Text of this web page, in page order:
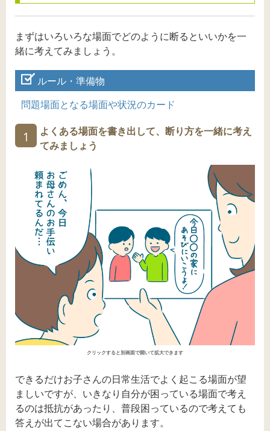
まずはいろいろな場面でどのように断るといいかを一
緒に考えてみましょう。
ルール・準備物
問題場面となる場面や状況のカード
1
よくある場面を書き出して、断り方を一緒に考え
てみましょう
クリックすると別画面で開いて拡大できます
できるだけお子さんの日常生活でよく起こる場面が望
ましいですが、いきなり自分が困っている場面で考え
るのは抵抗があったり、普段困っているので考えても
答えが出てこない場合があります。